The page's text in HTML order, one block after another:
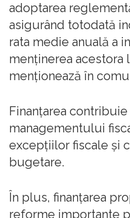
adoptarea
asigurând totodată
rata medie anuală a
menţinerea acestora
menţionează în
Finanţarea
managementului
excepţiilor fiscale şi
bugetare.
În plus, finanţarea
reforme importante